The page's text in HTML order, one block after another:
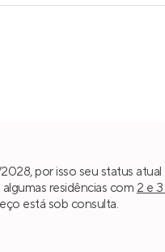
por isso seu status atual
residências com 2 e
está sob consulta.